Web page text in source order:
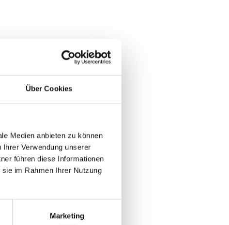
Über Cookies
Medien anbieten zu können
Verwendung unserer
führen diese Informationen
im Rahmen Ihrer Nutzung
Marketing